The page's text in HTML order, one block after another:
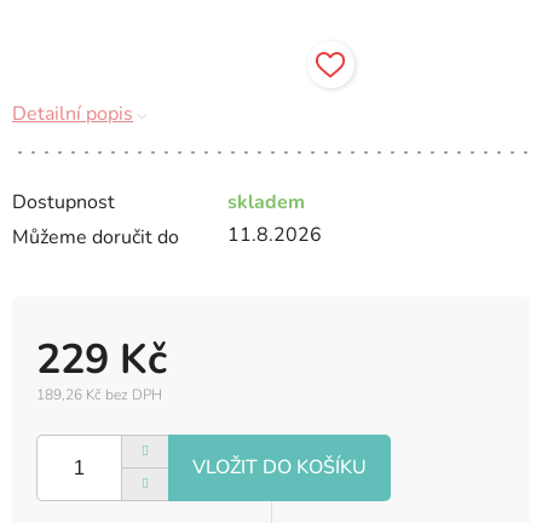
Dostupnost
skladem
Můžeme doručit do
11.8.2026
229 Kč
189,26 Kč bez DPH
cena:
Detailní popis